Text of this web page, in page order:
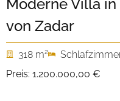
Moderne Villa
von Zadar
318 m2
Preis: 1.200.000,00 €